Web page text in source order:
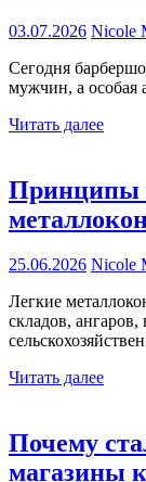
03.07.2026 Nicole
Сегодня
мужчин, а особая
Читать далее
Принципы
25.06.2026 Nicole
Легкие
складов,
Читать далее
Почему
магазины